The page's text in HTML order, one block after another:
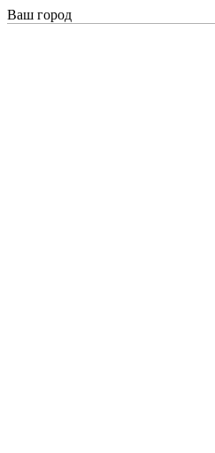
Ваш город